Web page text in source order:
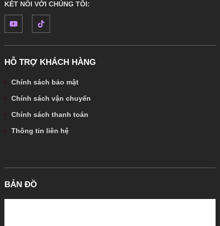
KẾT NỐI VỚI CHÚNG TÔI:
HỖ TRỢ KHÁCH HÀNG
Chính sách bảo mật
Chính sách vận chuyển
Chính sách thanh toán
Thông tin liên hệ
BẢN ĐỒ